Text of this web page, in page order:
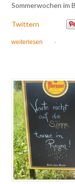
Sommerwochen im
Twittern
weiterlesen ·